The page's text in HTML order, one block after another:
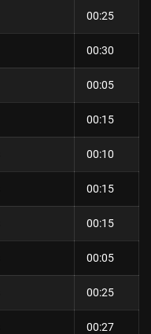
00:25
00:30
00:05
00:15
00:10
00:15
00:15
00:05
00:25
00:27